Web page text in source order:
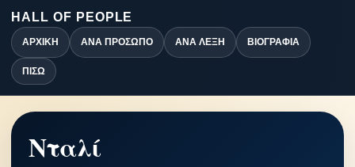
HALL OF PEOPLE
ΑΡΧΙΚΉ ΑΝΆ ΠΡΌΣΩΠΟ ΑΝΆ ΛΈΞΗ ΒΙΟΓΡΑΦΊΑ
ΠΊΣΩ
Νταλί